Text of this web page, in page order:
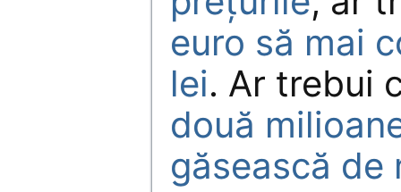
euro să mai
lei. Ar trebui
două
găsească de